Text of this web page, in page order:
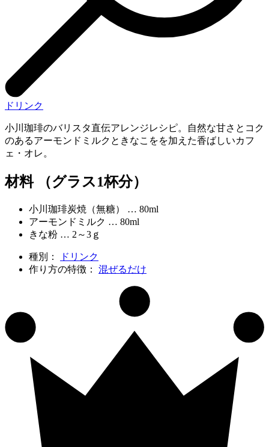
ドリンク
小川珈琲のバリスタ直伝アレンジレシピ。自然な甘さとコク
のあるアーモンドミルクときなこをを加えた香ばしいカフ
ェ・オレ。
材料 （グラス1杯分）
小川珈琲炭焼（無糖） … 80ml
アーモンドミルク … 80ml
きな粉 … 2～3ｇ
種別：
ドリンク
作り方の特徴： 混ぜるだけ